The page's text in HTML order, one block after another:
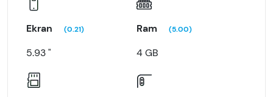
Ekran (0.21)
5.93 "
Ram (5.00)
4 GB